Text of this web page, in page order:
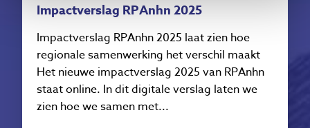
Impactverslag RPAnhn 2025
Impactverslag RPAnhn 2025 laat zien hoe
regionale samenwerking het verschil maakt
Het nieuwe impactverslag 2025 van RPAnhn
staat online. In dit digitale verslag laten we
zien hoe we samen met...